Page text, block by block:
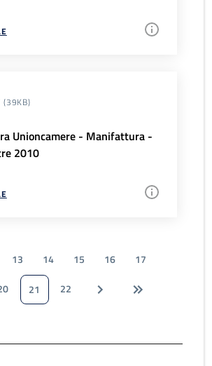
(39KB)
Unioncamere - Manifattura -
2010
13 14 15 16
17
21 22